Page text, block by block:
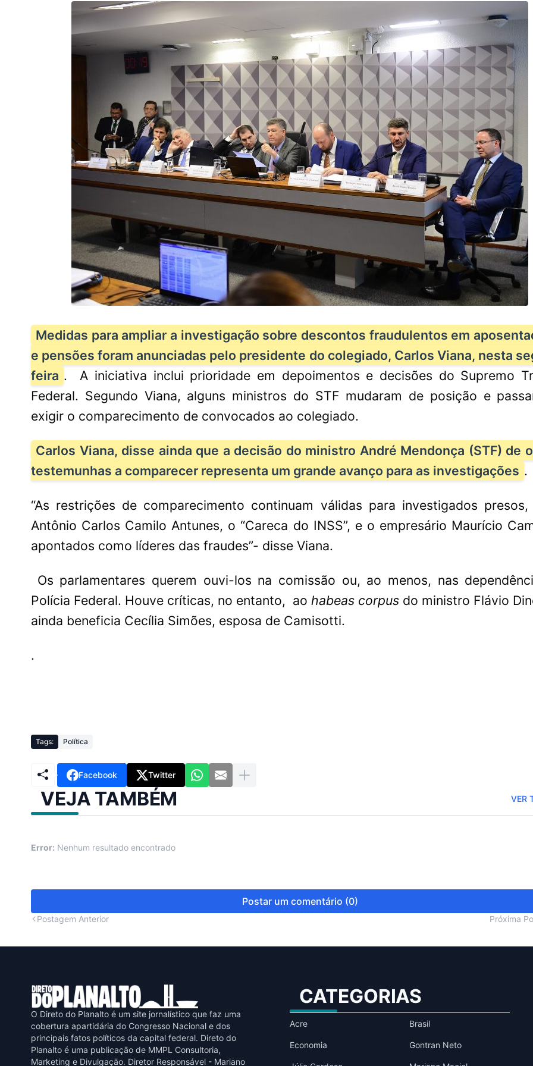
Medidas para ampliar a investigação sobre descontos fraudulentos em
e pensões foram anunciadas pelo presidente do colegiado, Carlos Viana, nesta
feira .
A iniciativa inclui prioridade em depoimentos e decisões do Supremo
Federal. Segundo Viana, alguns ministros do STF mudaram de posição e
exigir o comparecimento de convocados ao colegiado.
Carlos Viana, disse ainda que a decisão do ministro André Mendonça (STF) de
testemunhas a comparecer representa um grande avanço para as investigações .
“As restrições de comparecimento continuam válidas para investigados
Antônio Carlos Camilo Antunes, o “Careca do INSS”, e o empresário Maurício
apontados como líderes das fraudes”- disse Viana.
Os parlamentares querem ouvi-los na comissão ou, ao menos, nas
Polícia Federal. Houve críticas, no entanto, ao habeas corpus do ministro Flávio
ainda beneficia Cecília Simões, esposa de Camisotti.
.
Tags: Política
Facebook Twitter
VEJA TAMBÉM VER
Error: Nenhum resultado encontrado
Postar um comentário (0)
Postagem Anterior Próxima
O Direto do Planalto é um site jornalístico que faz uma
cobertura apartidária do Congresso Nacional e dos
principais fatos políticos da capital federal. Direto do
Planalto é uma publicaçāo de MMPL Consultoria,
Marketing e Divulgaçāo. Diretor Responsável - Mariano
CATEGORIAS
Acre Brasil
Economia Gontran Neto